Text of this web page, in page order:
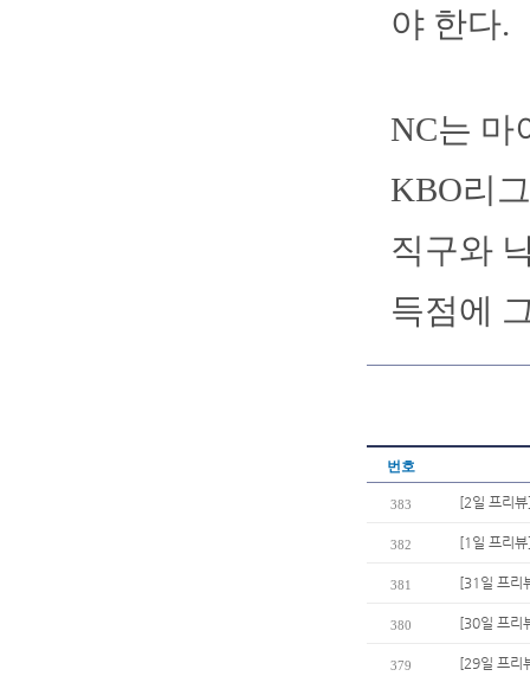
야 한다.
NC는 마
KBO리
직구와
득점에
번호
383 [2일 프리
382 [1일 프리
381 [31일 프리
380 [30일 프리
379 [29일 프리